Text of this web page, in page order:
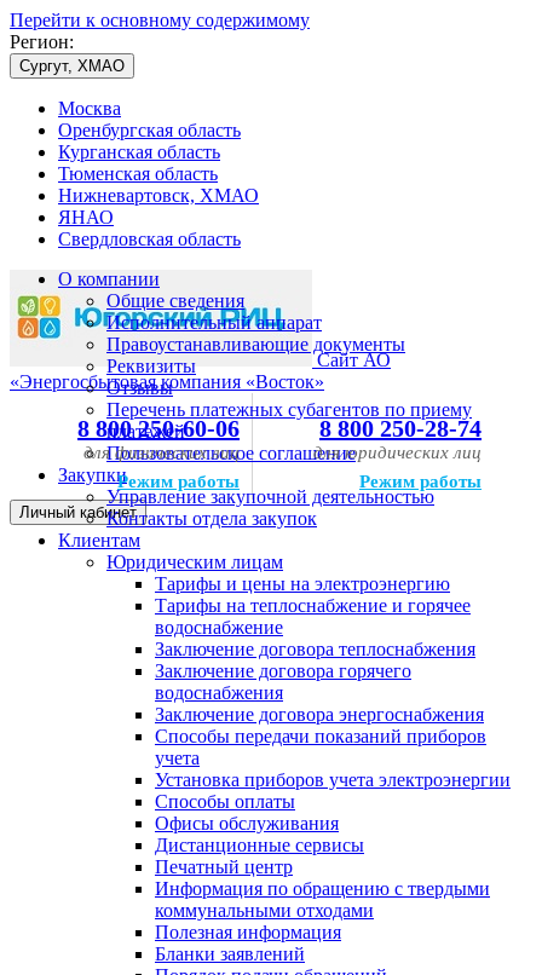
Перейти к основному содержимому
Регион:
Сургут, ХМАО
Москва
Оренбургская область
Курганская область
Тюменская область
Нижневартовск, ХМАО
ЯНАО
Свердловская область
Сайт АО
«Энергосбытовая компания «Восток»
8 800 250-60-06
для физических лиц
Режим работы
8 800 250-28-74
для юридических лиц
Режим работы
Личный кабинет
О компании
Общие сведения
Исполнительный аппарат
Правоустанавливающие документы
Реквизиты
Отзывы
Перечень платежных субагентов по приему
платежей
Пользовательское соглашение
Закупки
Управление закупочной деятельностью
Контакты отдела закупок
Клиентам
Юридическим лицам
Тарифы и цены на электроэнергию
Тарифы на теплоснабжение и горячее
водоснабжение
Заключение договора теплоснабжения
Заключение договора горячего
водоснабжения
Заключение договора энергоснабжения
Способы передачи показаний приборов
учета
Установка приборов учета электроэнергии
Способы оплаты
Офисы обслуживания
Дистанционные сервисы
Печатный центр
Информация по обращению с твердыми
коммунальными отходами
Полезная информация
Бланки заявлений